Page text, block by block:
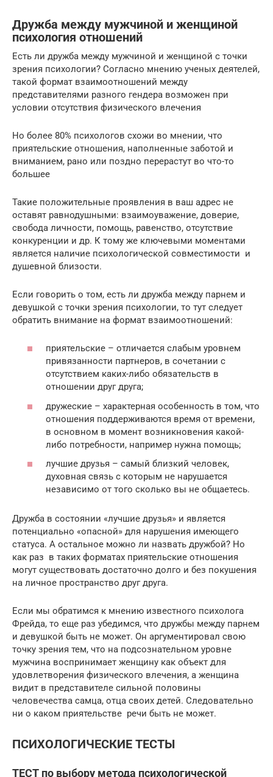
Дружба между мужчиной и женщиной
психология отношений
Есть ли дружба между мужчиной и женщиной с точки
зрения психологии? Согласно мнению ученых деятелей,
такой формат взаимоотношений между
представителями разного гендера возможен при
условии отсутствия физического влечения
Но более 80% психологов схожи во мнении, что
приятельские отношения, наполненные заботой и
вниманием, рано или поздно перерастут во что-то
большее
Такие положительные проявления в ваш адрес не
оставят равнодушными: взаимоуважение, доверие,
свобода личности, помощь, равенство, отсутствие
конкуренции и др. К тому же ключевыми моментами
является наличие психологической совместимости и
душевной близости.
Если говорить о том, есть ли дружба между парнем и
девушкой с точки зрения психологии, то тут следует
обратить внимание на формат взаимоотношений:
приятельские – отличается слабым уровнем
привязанности партнеров, в сочетании с
отсутствием каких-либо обязательств в
отношении друг друга;
дружеские – характерная особенность в том, что
отношения поддерживаются время от времени,
в основном в момент возникновения какой-
либо потребности, например нужна помощь;
лучшие друзья – самый близкий человек,
духовная связь с которым не нарушается
независимо от того сколько вы не общаетесь.
Дружба в состоянии «лучшие друзья» и является
потенциально «опасной» для нарушения имеющего
статуса. А остальное можно ли назвать дружбой? Но
как раз в таких форматах приятельские отношения
могут существовать достаточно долго и без покушения
на личное пространство друг друга.
Если мы обратимся к мнению известного психолога
Фрейда, то еще раз убедимся, что дружбы между парнем
и девушкой быть не может. Он аргументировал свою
точку зрения тем, что на подсознательном уровне
мужчина воспринимает женщину как объект для
удовлетворения физического влечения, а женщина
видит в представителе сильной половины
человечества самца, отца своих детей. Следовательно
ни о каком приятельстве речи быть не может.
ПСИХОЛОГИЧЕСКИЕ ТЕСТЫ
ТЕСТ по выбору метода психологической